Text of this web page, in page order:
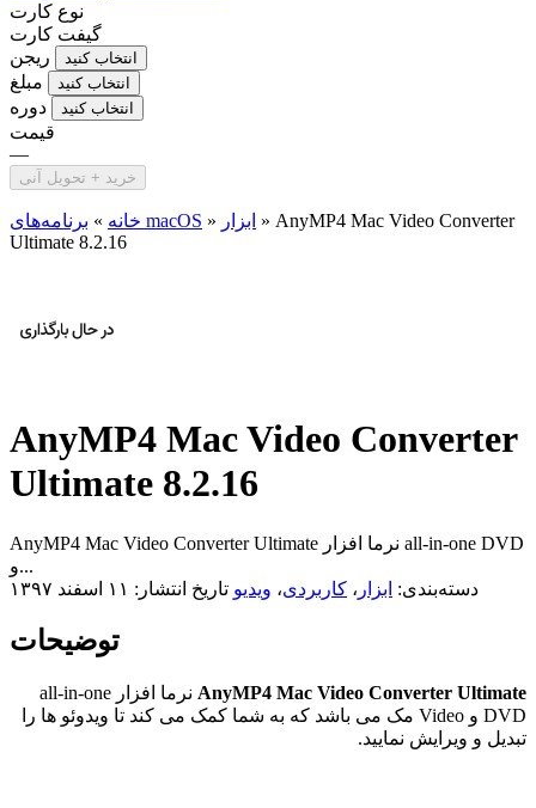
نوع کارت
گیفت کارت
ریجن
انتخاب کنید
مبلغ انتخاب کنید
دوره انتخاب کنید
قیمت
—
خرید + تحویل آنی
خانه » برنامه‌های macOS » ابزار » AnyMP4 Mac Video Converter
Ultimate 8.2.16
AnyMP4 Mac Video Converter
Ultimate 8.2.16
AnyMP4 Mac Video Converter Ultimate نرما افزار all-in-one DVD
و...
دسته‌بندی: ابزار ، کاربردی، ویدیو تاریخ انتشار: ۱۱ اسفند ۱۳۹۷
توضیحات
AnyMP4 Mac Video Converter Ultimate
نرما افزار all-in-one
DVD و Video مک می باشد که به شما کمک می کند تا ویدوئو ها را
تبدیل و ویرایش نمایید.